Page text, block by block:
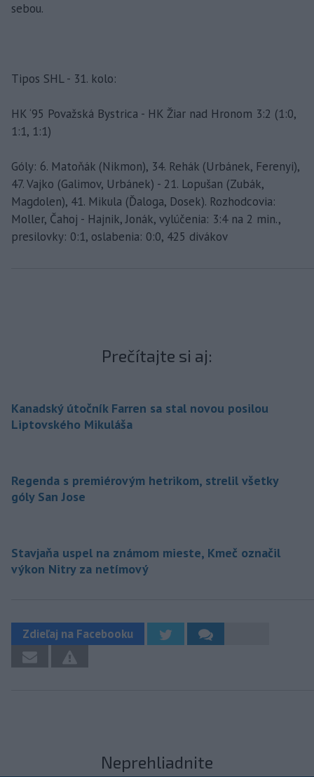
sebou.
Tipos SHL - 31. kolo:
HK ‘95 Považská Bystrica - HK Žiar nad Hronom 3:2 (1:0,
1:1, 1:1)
Góly: 6. Matoňák (Nikmon), 34. Rehák (Urbánek, Ferenyi),
47. Vajko (Galimov, Urbánek) - 21. Lopušan (Zubák,
Magdolen), 41. Mikula (Ďaloga, Dosek). Rozhodcovia:
Moller, Čahoj - Hajnik, Jonák, vylúčenia: 3:4 na 2 min.,
presilovky: 0:1, oslabenia: 0:0, 425 divákov
Prečítajte si aj:
Kanadský útočník Farren sa stal novou posilou
Liptovského Mikuláša
Regenda s premiérovým hetrikom, strelil všetky
góly San Jose
Stavjaňa uspel na známom mieste, Kmeč označil
výkon Nitry za netímový
Zdieľaj na Facebooku
Neprehliadnite